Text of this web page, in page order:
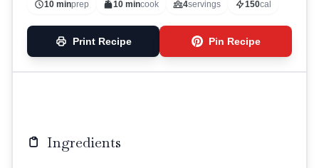
10 minprep 10 mincook 4servings 150cal
Print Recipe Pin Recipe
Ingredients